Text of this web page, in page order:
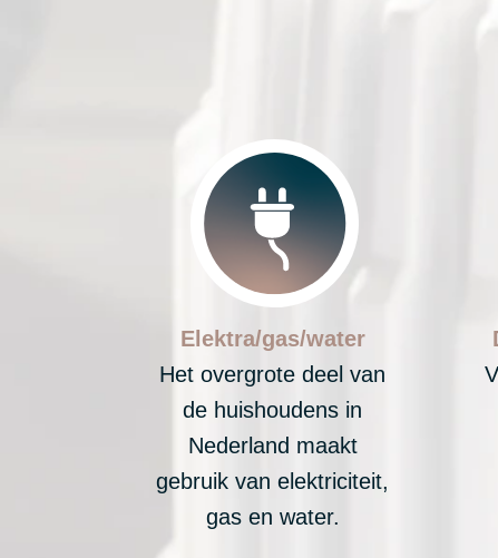
Elektra/gas/water
Het overgrote deel van
de huishoudens in
Nederland maakt
gebruik van elektriciteit,
gas en water.